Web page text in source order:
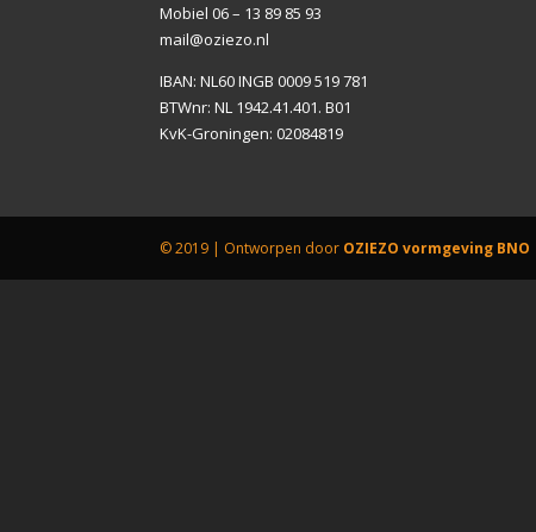
Mobiel 06 – 13 89 85 93
mail@oziezo.nl
IBAN: NL60 INGB 0009 519 781
BTWnr: NL 1942.41.401. B01
KvK-Groningen: 02084819
© 2019 | Ontworpen door OZIEZO vormgeving BNO